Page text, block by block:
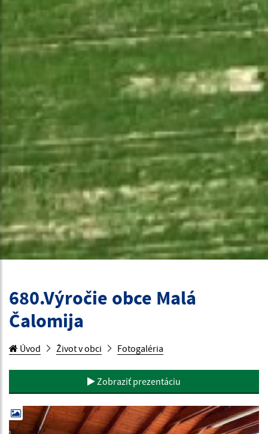
680.Výročie obce Malá
Čalomija
Úvod Život v obci Fotogaléria
Zobraziť prezentáciu